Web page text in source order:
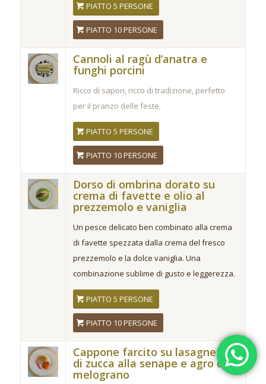
PIATTO 5 PERSONE
PIATTO 10 PERSONE
Cannoli al ragù d’anatra e
funghi porcini
Ricco di sapori, ricco di tradizione, perfetto
per il pranzo delle feste.
PIATTO 5 PERSONE
PIATTO 10 PERSONE
Dorso di ombrina dorato su
crema di favette e olio al
prezzemolo e vaniglia
Un pesce delicato ben combinato alla crema
di favette spezzata dalla crema del fresco
prezzemolo e la dolce vaniglia. Una
combinazione sublime di gusto e leggerezza.
PIATTO 5 PERSONE
PIATTO 10 PERSONE
Cappone farcito su lasagnetta
di zucca alla senape e agro di
melograno